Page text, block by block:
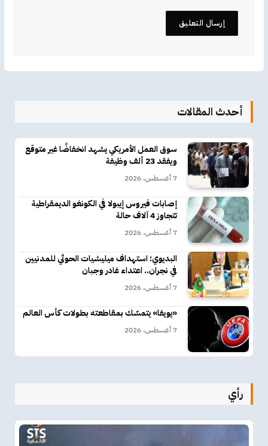
أحدث المقالات
سوق العمل الأمريكي يشهد انخفاضًا غير متوقع
ويفقد 23 ألف وظيفة
7 أغسطس، 2026
إصابات فيروس إيبولا في الكونغو الديمقراطية
تتجاوز 4 آلاف حالة
7 أغسطس، 2026
البديوي: استهداف ميليشيات الحوثي للمدنيين
في نجران.. اعتداء غادر وجبان
7 أغسطس، 2026
«يويفا» يتمسّك بمقاطعته بطولات كأس العالم
7 أغسطس، 2026
رأي